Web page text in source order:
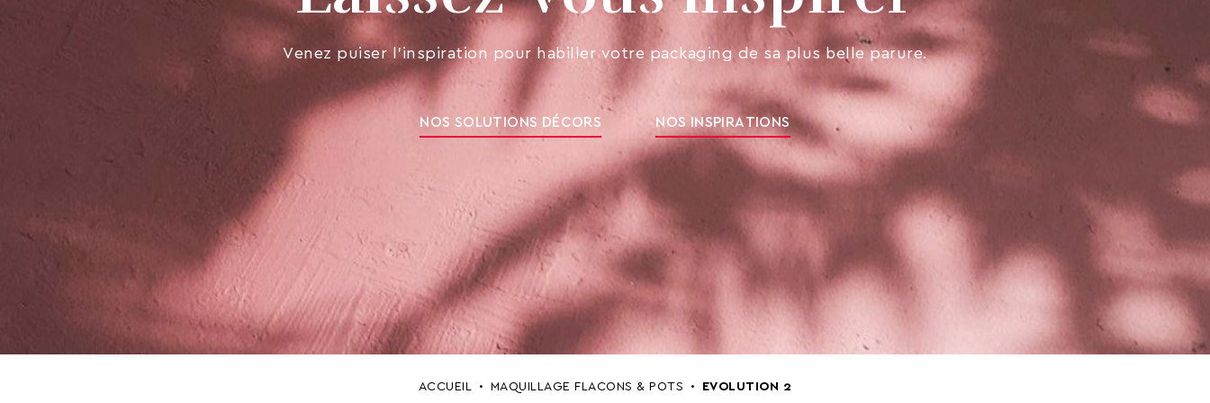
Venez puiser l’inspiration pour habiller votre packaging de sa plus belle parure.
NOS SOLUTIONS DÉCORS NOS INSPIRATIONS
ACCUEIL MAQUILLAGE FLACONS & POTS EVOLUTION 2